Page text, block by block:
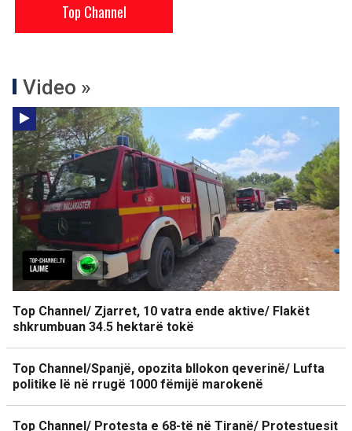
Top Channel
Video »
Top Channel/ Zjarret, 10 vatra ende aktive/ Flakët
shkrumbuan 34.5 hektarë tokë
Top Channel/Spanjë, opozita bllokon qeverinë/ Lufta
politike lë në rrugë 1000 fëmijë marokenë
Top Channel/ Protesta e 68-të në Tiranë/ Protestuesit